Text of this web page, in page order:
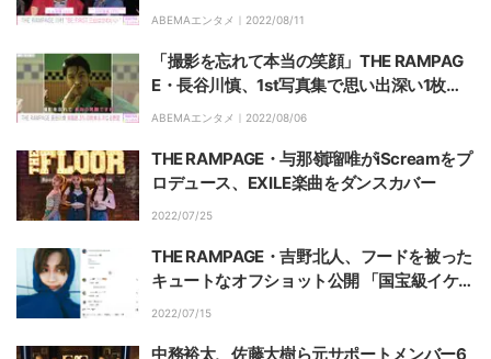
ABEMAエンタメ｜ 2022/08/11
「撮影を忘れて本当の笑顔」THE RAMPAG
E・長谷川慎、1st写真集で思い出深い1枚を
紹介
ABEMAエンタメ｜ 2022/08/06
THE RAMPAGE・与那嶺瑠唯がiScreamをプ
ロデュース、EXILE楽曲をダンスカバー
2022/07/25
THE RAMPAGE・吉野北人、フードを被った
キュートなオフショット公開 「国宝級イケメ
ン」「心の癒し」とファン悶絶
2022/07/15
中務裕太、佐藤大樹ら元サポートメンバー6